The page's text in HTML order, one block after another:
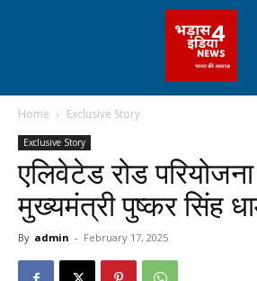
Home Exclusive Story
Exclusive Story
एलिवेटेड रोड परियोजना
मुख्यमंत्री पुष्कर सिंह
By admin - February 17, 2025